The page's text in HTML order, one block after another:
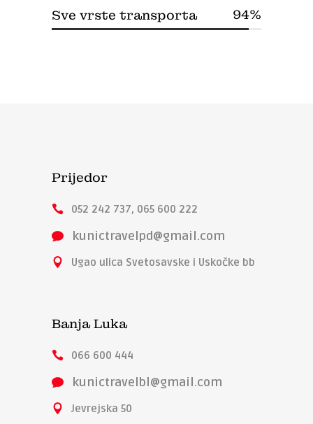
Sve vrste transporta 94
Prijedor
052 242 737, 065 600 222
kunictravelpd@gmail.com
Ugao ulica Svetosavske i Uskočke bb
Banja Luka
066 600 444
kunictravelbl@gmail.com
Jevrejska 50